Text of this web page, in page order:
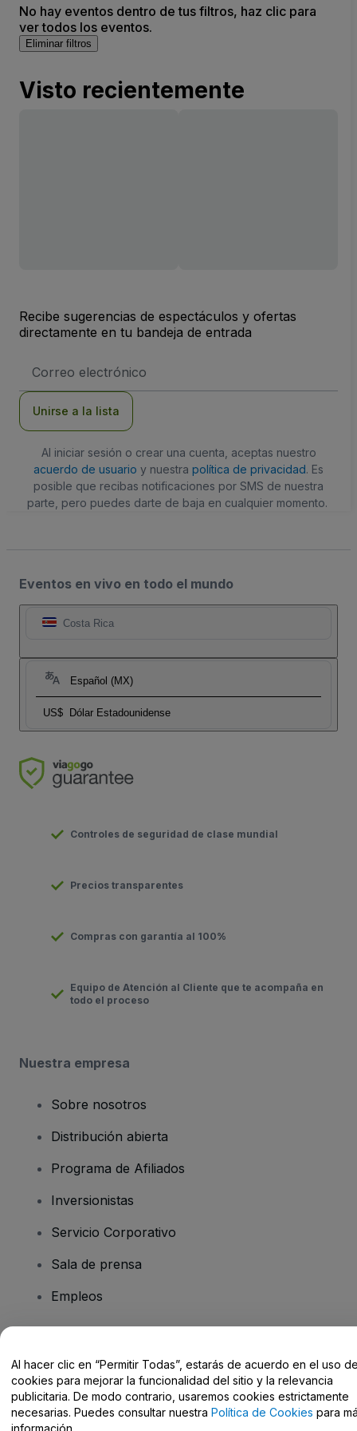
No hay eventos dentro de tus filtros, haz clic para
ver todos los eventos.
Eliminar filtros
Visto recientemente
Recibe sugerencias de espectáculos y ofertas
directamente en tu bandeja de entrada
de
Unirse a la lista
Al iniciar sesión o crear una cuenta, aceptas nuestro
acuerdo de usuario y nuestra política de privacidad. Es
posible que recibas notificaciones por SMS de nuestra
parte, pero puedes darte de baja en cualquier momento.
Eventos en vivo en todo el mundo
Costa Rica
Español (MX)
US$ Dólar Estadounidense
Controles de seguridad de clase mundial
Precios transparentes
Compras con garantía al 100%
Equipo de Atención al Cliente que te acompaña en
todo el proceso
Nuestra empresa
Sobre nosotros
Distribución abierta
Programa de Afiliados
Inversionistas
Servicio Corporativo
Sala de prensa
Empleos
Centro de Ayuda / Contacto
Al hacer clic en “Permitir Todas”, estarás de acuerdo en el uso
cookies para mejorar la funcionalidad del sitio y la relevancia
publicitaria. De modo contrario, usaremos cookies estrictamente
necesarias. Puedes consultar nuestra Política de Cookies para
información.